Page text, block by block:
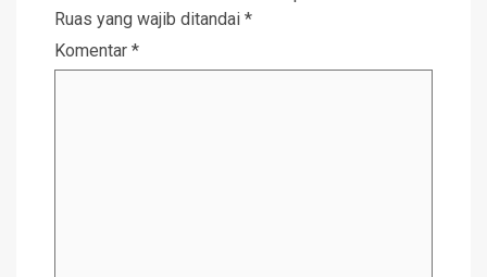
Ruas yang wajib ditandai *
Komentar *